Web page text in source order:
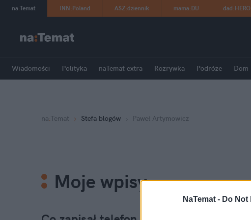
NaTemat - Do
na:Temat INN:Poland ASZ:dziennik mama:DU dad:HERO
Wiadomości Polityka naTemat extra Rozrywka Podróże Dom
na:Temat Stefa blogów Paweł Artymowicz
Moje wpisy